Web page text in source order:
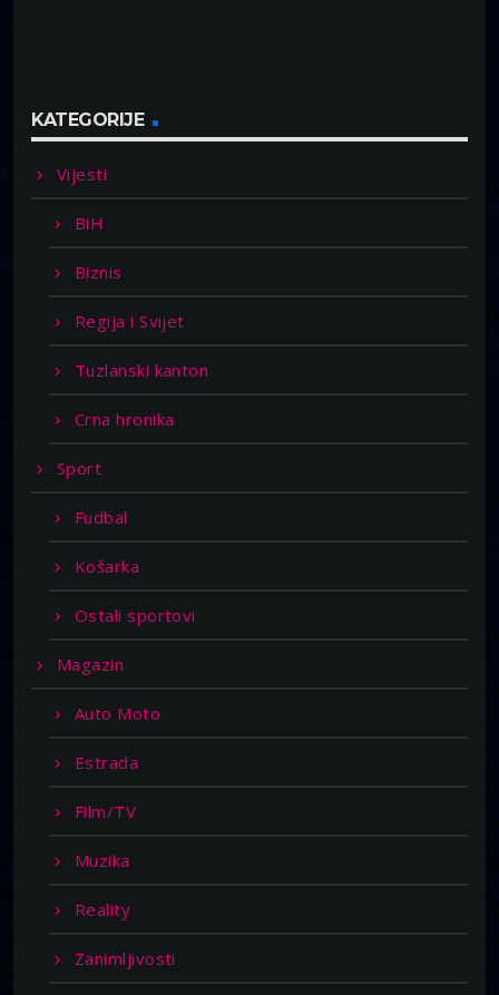
KATEGORIJE
Vijesti
BiH
Biznis
Regija i Svijet
Tuzlanski kanton
Crna hronika
Sport
Fudbal
Košarka
Ostali sportovi
Magazin
Auto Moto
Estrada
Film/TV
Muzika
Reality
Zanimljivosti